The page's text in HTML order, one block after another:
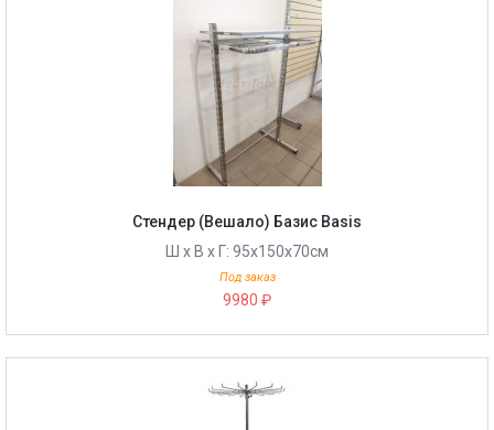
Стендер (Вешало) Базис Basis
Ш х В х Г: 95х150х70см
Под заказ
9980 ₽